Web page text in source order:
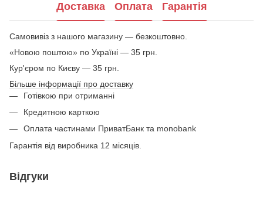
Доставка Оплата Гарантія
Самовивіз з нашого магазину — безкоштовно.
«Новою поштою» по Україні — 35 грн.
Кур'єром по Києву — 35 грн.
Більше інформації про доставку
Готівкою при отриманні
Кредитною карткою
Оплата частинами ПриватБанк та monobank
Гарантія від виробника 12 місяців.
Відгуки